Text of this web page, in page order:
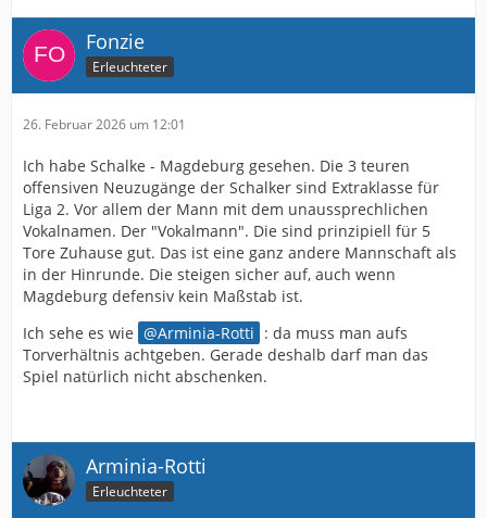
Fonzie
Erleuchteter
26. Februar 2026 um 12:01
Ich habe Schalke - Magdeburg gesehen. Die 3 teuren
offensiven Neuzugänge der Schalker sind Extraklasse für
Liga 2. Vor allem der Mann mit dem unaussprechlichen
Vokalnamen. Der "Vokalmann". Die sind prinzipiell für 5
Tore Zuhause gut. Das ist eine ganz andere Mannschaft als
in der Hinrunde. Die steigen sicher auf, auch wenn
Magdeburg defensiv kein Maßstab ist.
Ich sehe es wie
Arminia-Rotti : da muss man aufs
Torverhältnis achtgeben. Gerade deshalb darf man das
Spiel natürlich nicht abschenken.
Arminia-Rotti
Erleuchteter